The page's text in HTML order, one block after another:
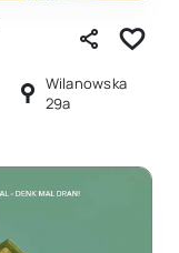
Wilanowska
29a